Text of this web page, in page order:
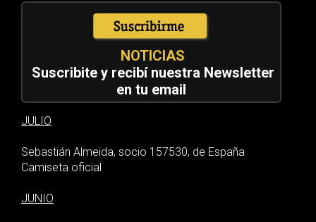
NOTICIAS
Suscribite y recibí nuestra Newsletter
en tu email
JULIO
Sebastián Almeida, socio 157530, de España
Camiseta oficial
JUNIO